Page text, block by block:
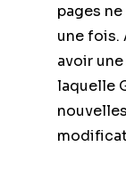
pages
une fois.
avoir
laquelle